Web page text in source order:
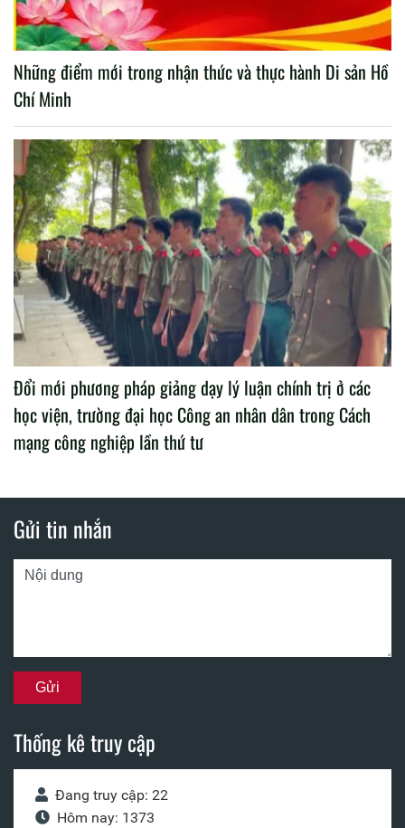
Những điểm mới trong nhận thức và thực hành Di sản Hồ
Chí Minh
Đổi mới phương pháp giảng dạy lý luận chính trị ở các
học viện, trường đại học Công an nhân dân trong Cách
mạng công nghiệp lần thứ tư
Gửi tin nhắn
Thống kê truy cập
Đang truy cập: 22
Hôm nay: 1373